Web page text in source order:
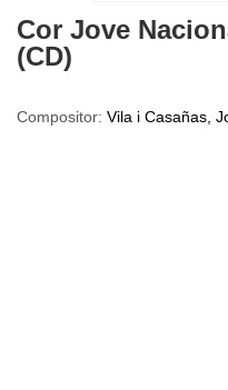
Cor Jove
(CD)
Compositor: Vila i Casañas,